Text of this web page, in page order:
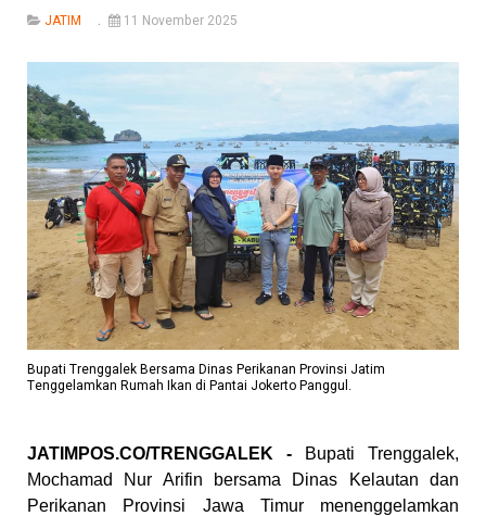
JATIM 11 November 2025
Bupati Trenggalek Bersama Dinas Perikanan Provinsi Jatim
Tenggelamkan Rumah Ikan di Pantai Jokerto Panggul.
JATIMPOS.CO/TRENGGALEK - Bupati Trenggalek,
Mochamad Nur Arifin bersama Dinas Kelautan dan
Perikanan Provinsi Jawa Timur menenggelamkan